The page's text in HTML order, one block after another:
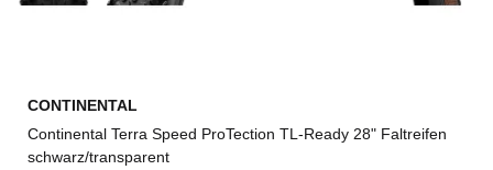
CONTINENTAL
Continental Terra Speed ProTection TL-Ready 28" Faltreifen
schwarz/transparent